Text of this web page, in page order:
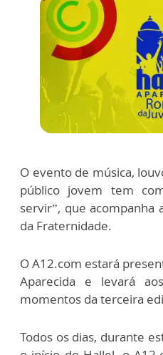
O evento de música,
público jovem tem
servir”, que acompanha
da Fraternidade.
O A12.com estará
Aparecida e levará
momentos da terceira
Todos os dias, durante